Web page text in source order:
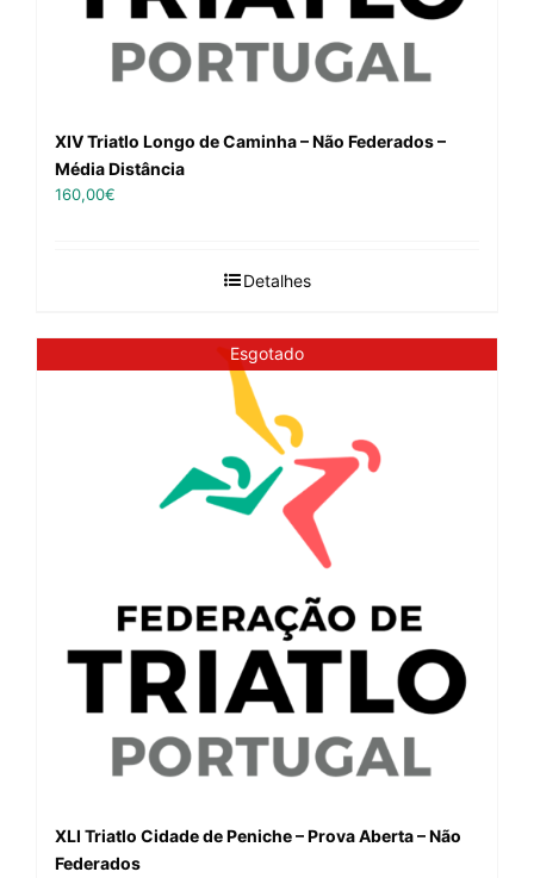
XIV Triatlo Longo de Caminha – Não Federados –
Média Distância
160,00€
Detalhes
Esgotado
XLI Triatlo Cidade de Peniche – Prova Aberta – Não
Federados